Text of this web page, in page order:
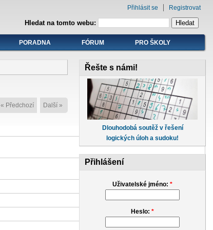
Hledat na tomto webu:
Přihlásit se Registrovat
PORADNA FÓRUM PRO ŠKOLY
« Předchozí Další »
Řešte s námi!
Dlouhodobá soutěž v řešení
logických úloh a sudoku!
Přihlášení
Uživatelské jméno: *
Heslo: *